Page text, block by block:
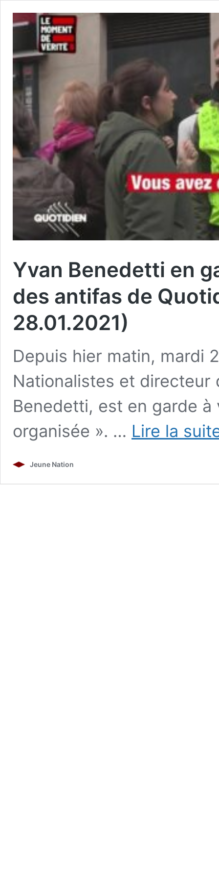
Yvan Benedetti en
des antifas de
28.01.2021)
Depuis hier matin, mardi
Nationalistes et directeur
Benedetti, est en garde
organisée ». … Lire la
Jeune Nation